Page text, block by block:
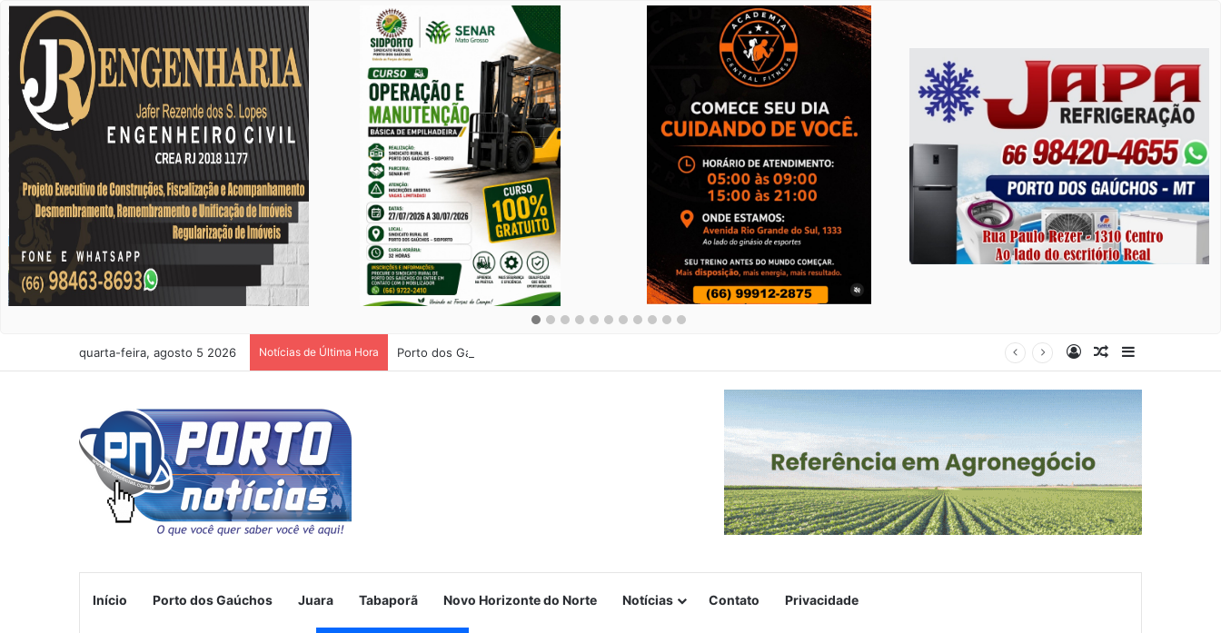
quarta-feira, agosto 5 2026 Notícias de Última Hora Porto dos Gaúchos: Secretaria de Cultura abre cadastro para Noite Cultural dia 15 de agosto na Praça EntrarArtigo aleatório
Barra Lateral
Início Porto dos Gaúchos Juara Tabaporã Novo Horizonte do Norte Notícias Contato Privacidade